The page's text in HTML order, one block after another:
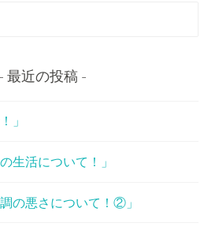
最近の投稿
」
生活について！」
の悪さについて！②」